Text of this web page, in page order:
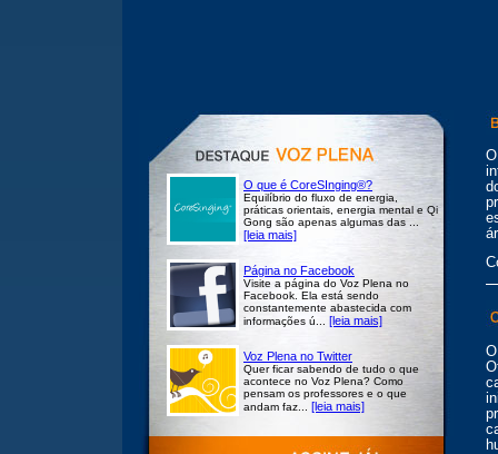
O que é CoreSInging®?
Equilíbrio do fluxo de energia,
práticas orientais, energia mental e Qi
Gong são apenas algumas das ...
[leia mais]
Página no Facebook
Visite a página do Voz Plena no
Facebook. Ela está sendo
constantemente abastecida com
informações ú... [leia mais]
Voz Plena no Twitter
Quer ficar sabendo de tudo o que
acontece no Voz Plena? Como
pensam os professores e o que
andam faz... [leia mais]